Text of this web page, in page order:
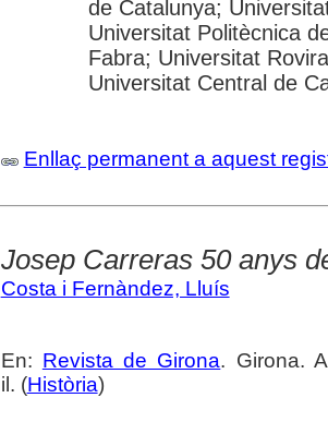
de Catalunya;
Universitat Politècnica
Fabra; Universitat
Universitat Central de
Enllaç permanent a aquest
Josep Carreras 50 anys
Costa i Fernàndez, Lluís
En: Revista de Girona. Girona.
il. (Història)